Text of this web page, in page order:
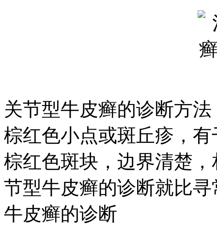
关节型牛皮癣的诊断方
棕红色小点或斑丘疹，
棕红色斑块，边界清楚
节型牛皮癣的诊断就比
牛皮癣的诊断